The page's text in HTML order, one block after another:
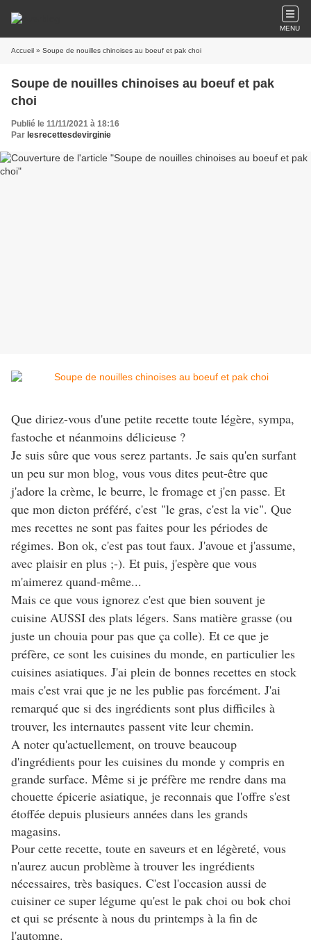
MENU
Accueil » Soupe de nouilles chinoises au boeuf et pak choi
Soupe de nouilles chinoises au boeuf et pak
choi
Publié le 11/11/2021 à 18:16
Par lesrecettesdevirginie
Que diriez-vous d'une petite recette toute légère, sympa,
fastoche et néanmoins délicieuse ?
Je suis sûre que vous serez partants. Je sais qu'en surfant
un peu sur mon blog, vous vous dites peut-être que
j'adore la crème, le beurre, le fromage et j'en passe. Et
que mon dicton préféré, c'est "le gras, c'est la vie". Que
mes recettes ne sont pas faites pour les périodes de
régimes. Bon ok, c'est pas tout faux. J'avoue et j'assume,
avec plaisir en plus ;-). Et puis, j'espère que vous
m'aimerez quand-même...
Mais ce que vous ignorez c'est que bien souvent je
cuisine AUSSI des plats légers. Sans matière grasse (ou
juste un chouia pour pas que ça colle). Et ce que je
préfère, ce sont les cuisines du monde, en particulier les
cuisines asiatiques. J'ai plein de bonnes recettes en stock
mais c'est vrai que je ne les publie pas forcément. J'ai
remarqué que si des ingrédients sont plus difficiles à
trouver, les internautes passent vite leur chemin.
A noter qu'actuellement, on trouve beaucoup
d'ingrédients pour les cuisines du monde y compris en
grande surface. Même si je préfère me rendre dans ma
chouette épicerie asiatique, je reconnais que l'offre s'est
étoffée depuis plusieurs années dans les grands
magasins.
Pour cette recette, toute en saveurs et en légèreté, vous
n'aurez aucun problème à trouver les ingrédients
nécessaires, très basiques. C'est l'occasion aussi de
cuisiner ce super légume qu'est le pak choi ou bok choi
et qui se présente à nous du printemps à la fin de
l'automne.